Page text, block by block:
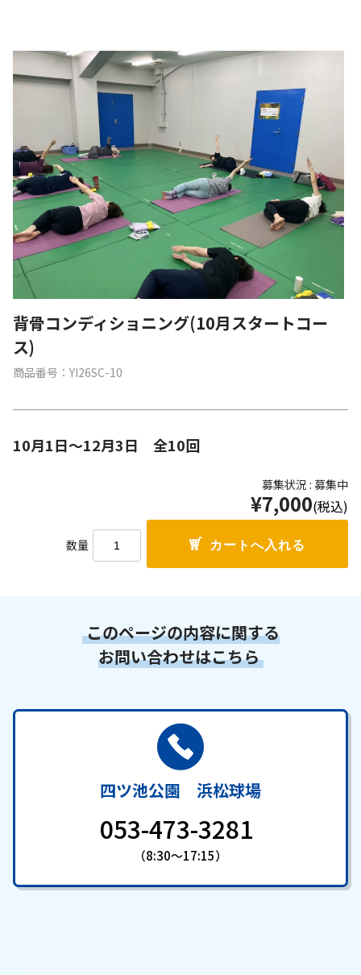
背骨コンディショニング(10月スタートコー
ス)
商品番号：YI26SC-10
10月1日～12月3日 全10回
募集状況 : 募集中
¥7,000(税込)
数量
このページの内容に関する
お問い合わせはこちら
四ツ池公園 浜松球場
053-473-3281
（8:30～17:15）